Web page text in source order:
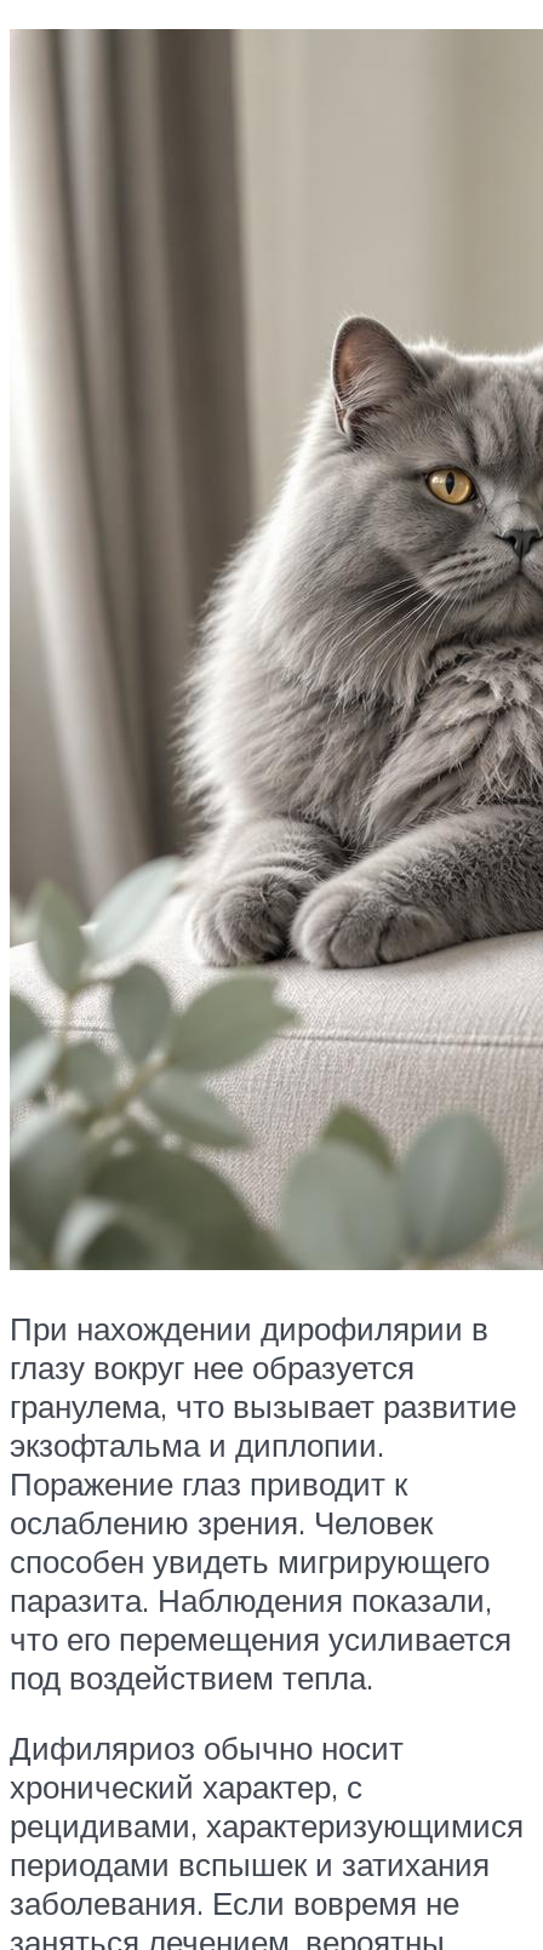
При нахождении дирофилярии в
глазу вокруг нее образуется
гранулема, что вызывает развитие
экзофтальма и диплопии.
Поражение глаз приводит к
ослаблению зрения. Человек
способен увидеть мигрирующего
паразита. Наблюдения показали,
что его перемещения усиливается
под воздействием тепла.
Дифиляриоз обычно носит
хронический характер, с
рецидивами, характеризующимися
периодами вспышек и затихания
заболевания. Если вовремя не
заняться лечением, вероятны